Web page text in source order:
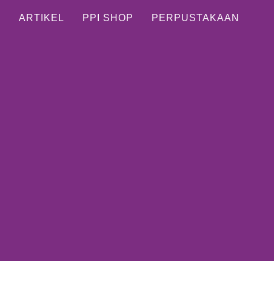
ARTIKEL PPI SHOP PERPUSTAKAAN